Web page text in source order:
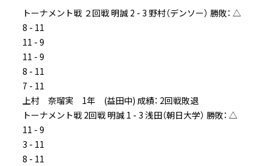
トーナメント戦 ２回戦 明誠 2 - 3 野村（デンソー） 勝敗： △
8 - 11
11 - 9
11 - 9
8 - 11
7 - 11
上村 奈瑠実 1年 (益田中) 成績： 2回戦敗退
トーナメント戦 2回戦 明誠 1 - 3 浅田（朝日大学） 勝敗： △
11 - 9
3 - 11
8 - 11